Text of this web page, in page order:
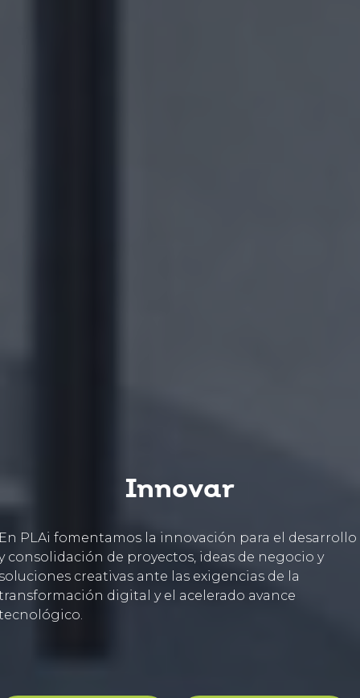
Innovar
PLAi fomentamos la innovación para el desarrollo
consolidación de proyectos, ideas de negocio y
creativas ante las exigencias de la
digital y el acelerado avance